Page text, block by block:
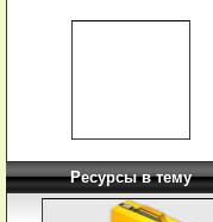
Ресурсы в тему